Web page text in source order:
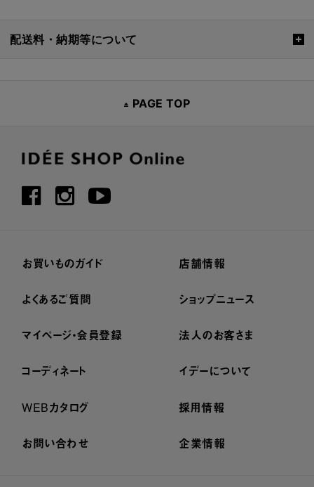
配送料・納期等について
PAGE TOP
お買いものガイド
よくあるご質問
マイページ・会員登録
コーディネート
WEBカタログ
お問い合わせ
店舗情報
ショップニュース
法人のお客さま
イデーについて
採用情報
企業情報